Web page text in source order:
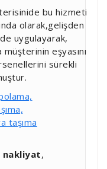
bu hizmeti
olarak,gelişden
uygulayarak,
eşyasını
sürekli
taşıma
nakliyat,